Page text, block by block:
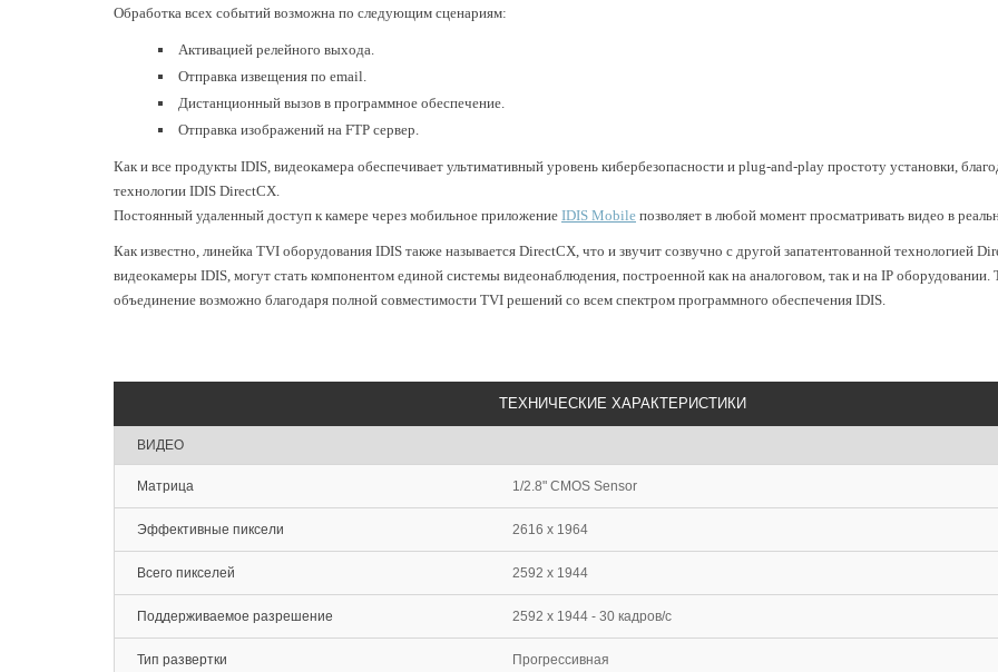
Обработка всех событий возможна по следующим сценариям:
Активацией релейного выхода.
Отправка извещения по email.
Дистанционный вызов в программное обеспечение.
Отправка изображений на FTP сервер.
Как и все продукты IDIS, видеокамера обеспечивает ультимативный уровень кибербезопасности и plug-and-play простоту установки,
технологии IDIS DirectCX.
Постоянный удаленный доступ к камере через мобильное приложение IDIS Mobile позволяет в любой момент просматривать видео в
Как известно, линейка TVI оборудования IDIS также называется DirectCX, что и звучит созвучно с другой запатентованной технологией
видеокамеры IDIS, могут стать компонентом единой системы видеонаблюдения, построенной как на аналоговом, так и на IP оборудовании.
объединение возможно благодаря полной совместимости TVI решений со всем спектром программного обеспечения IDIS.
ТЕХНИЧЕСКИЕ ХАРАКТЕРИСТИКИ
ВИДЕО
Матрица 1/2.8" CMOS Sensor
Эффективные пиксели 2616 x 1964
Всего пикселей 2592 x 1944
Поддерживаемое разрешение 2592 x 1944 - 30 кадров/с
Тип развертки Прогрессивная